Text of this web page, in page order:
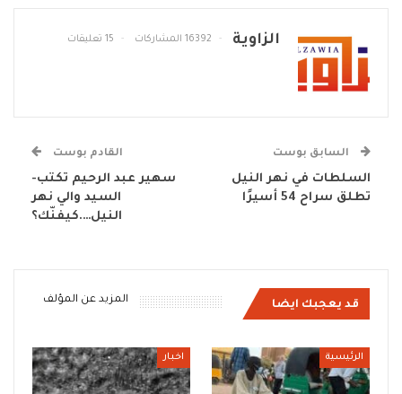
الزاوية 16392 المشاركات 15 تعليقات
السابق بوست
السلطات في نهر النيل
تطلق سراح 54 أسيرًا
القادم بوست
سهير عبد الرحيم تكتب-
السيد والي نهر
النيل….كيفنّك؟
قد يعجبك ايضا المزيد عن المؤلف
الرئيسية اخبار